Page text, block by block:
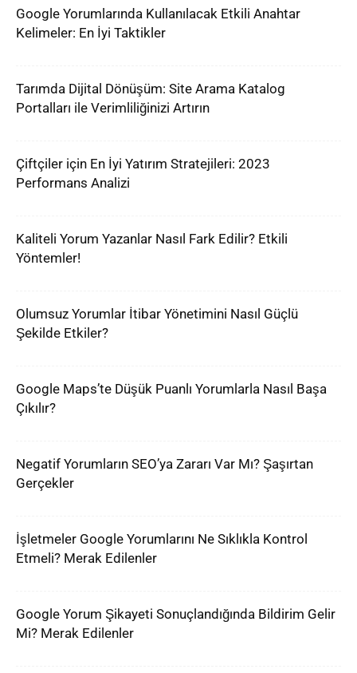
Google Yorumlarında Kullanılacak Etkili Anahtar
Kelimeler: En İyi Taktikler
Tarımda Dijital Dönüşüm: Site Arama Katalog
Portalları ile Verimliliğinizi Artırın
Çiftçiler için En İyi Yatırım Stratejileri: 2023
Performans Analizi
Kaliteli Yorum Yazanlar Nasıl Fark Edilir? Etkili
Yöntemler!
Olumsuz Yorumlar İtibar Yönetimini Nasıl Güçlü
Şekilde Etkiler?
Google Maps’te Düşük Puanlı Yorumlarla Nasıl Başa
Çıkılır?
Negatif Yorumların SEO’ya Zararı Var Mı? Şaşırtan
Gerçekler
İşletmeler Google Yorumlarını Ne Sıklıkla Kontrol
Etmeli? Merak Edilenler
Google Yorum Şikayeti Sonuçlandığında Bildirim Gelir
Mi? Merak Edilenler